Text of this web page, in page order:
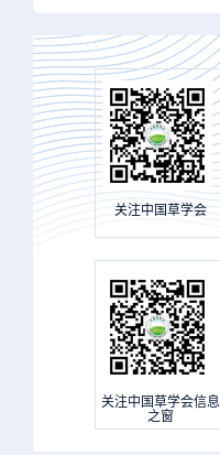
关注中国草学会
关注中国草学会信息
之窗